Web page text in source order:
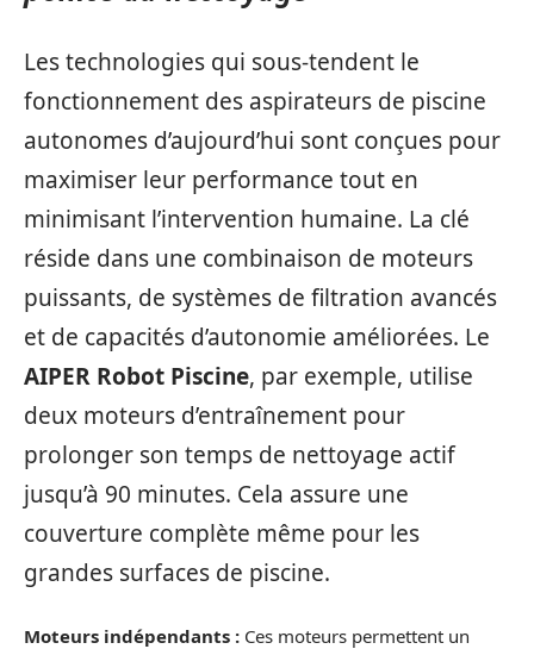
Les technologies qui sous-tendent le
fonctionnement des aspirateurs de piscine
autonomes d’aujourd’hui sont conçues pour
maximiser leur performance tout en
minimisant l’intervention humaine. La clé
réside dans une combinaison de moteurs
puissants, de systèmes de filtration avancés
et de capacités d’autonomie améliorées. Le
AIPER Robot Piscine, par exemple, utilise
deux moteurs d’entraînement pour
prolonger son temps de nettoyage actif
jusqu’à 90 minutes. Cela assure une
couverture complète même pour les
grandes surfaces de piscine.
Moteurs indépendants : Ces moteurs permettent un